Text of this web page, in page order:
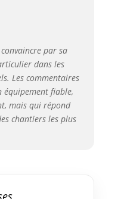
-
ce
est équipé
qui
des
travail. Sa
DEWALT
convaincre par sa
dans les
Les commentaires
fiable,
mais qui répond
chantiers les plus